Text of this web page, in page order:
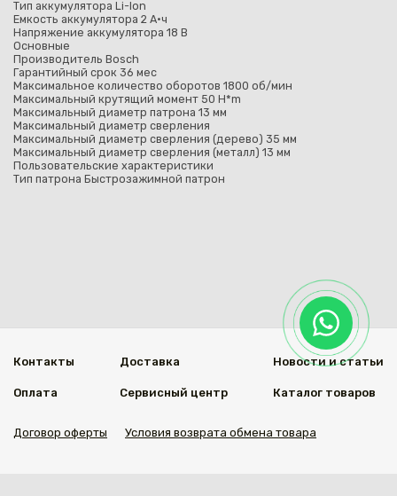
Тип аккумулятора Li-Ion
Емкость аккумулятора 2 А·ч
Напряжение аккумулятора 18 В
Основные
Производитель Bosch
Гарантийный срок 36 мес
Максимальное количество оборотов 1800 об/мин
Максимальный крутящий момент 50 H*m
Максимальный диаметр патрона 13 мм
Максимальный диаметр сверления
Максимальный диаметр сверления (дерево) 35 мм
Максимальный диаметр сверления (металл) 13 мм
Пользовательские характеристики
Тип патрона Быстрозажимной патрон
Контакты
Оплата
Доставка
Сервисный центр
Новости и статьи
Каталог товаров
Договор оферты Условия возврата обмена товара